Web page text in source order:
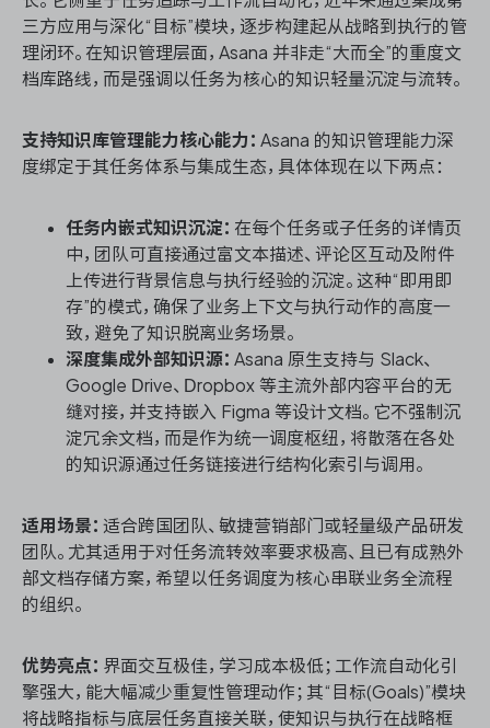
三方应用与深化“目标”模块，逐步构建起从战略到执行的管
理闭环。在知识管理层面，Asana 并非走“大而全”的重度文
档库路线，而是强调以任务为核心的知识轻量沉淀与流转。
支持知识库管理能力核心能力： Asana 的知识管理能力深
度绑定于其任务体系与集成生态，具体体现在以下两点：
任务内嵌式知识沉淀： 在每个任务或子任务的详情页
中，团队可直接通过富文本描述、评论区互动及附件
上传进行背景信息与执行经验的沉淀。这种“即用即
存”的模式，确保了业务上下文与执行动作的高度一
致，避免了知识脱离业务场景。
深度集成外部知识源： Asana 原生支持与 Slack、
Google Drive、Dropbox 等主流外部内容平台的无
缝对接，并支持嵌入 Figma 等设计文档。它不强制沉
淀冗余文档，而是作为统一调度枢纽，将散落在各处
的知识源通过任务链接进行结构化索引与调用。
适用场景： 适合跨国团队、敏捷营销部门或轻量级产品研发
团队。尤其适用于对任务流转效率要求极高、且已有成熟外
部文档存储方案，希望以任务调度为核心串联业务全流程
的组织。
优势亮点： 界面交互极佳，学习成本极低；工作流自动化引
擎强大，能大幅减少重复性管理动作；其“目标(Goals)”模块
将战略指标与底层任务直接关联，使知识与执行在战略框